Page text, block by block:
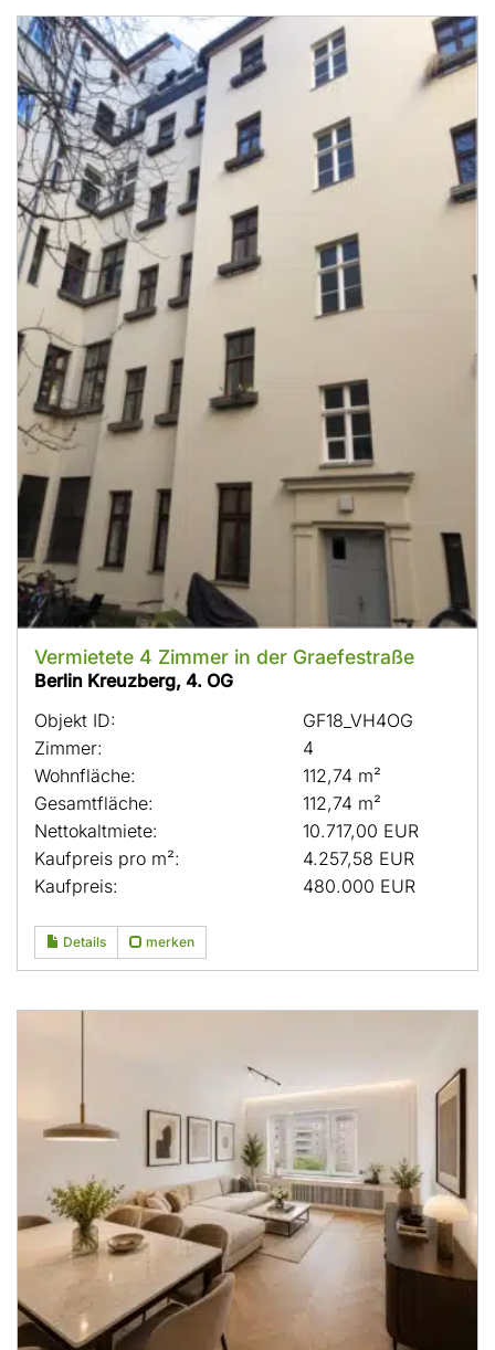
Vermietete 4 Zimmer in der Graefestraße
Berlin Kreuzberg, 4. OG
Objekt ID:
GF18_VH4OG
Zimmer:
4
Wohnfläche:
112,74 m²
Gesamtfläche:
112,74 m²
Nettokaltmiete:
10.717,00 EUR
Kaufpreis pro m²:
4.257,58 EUR
Kaufpreis:
480.000 EUR
Details merken